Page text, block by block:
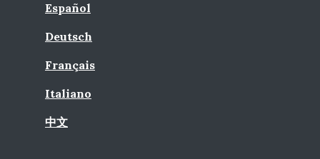
Español
Deutsch
Français
Italiano
中文